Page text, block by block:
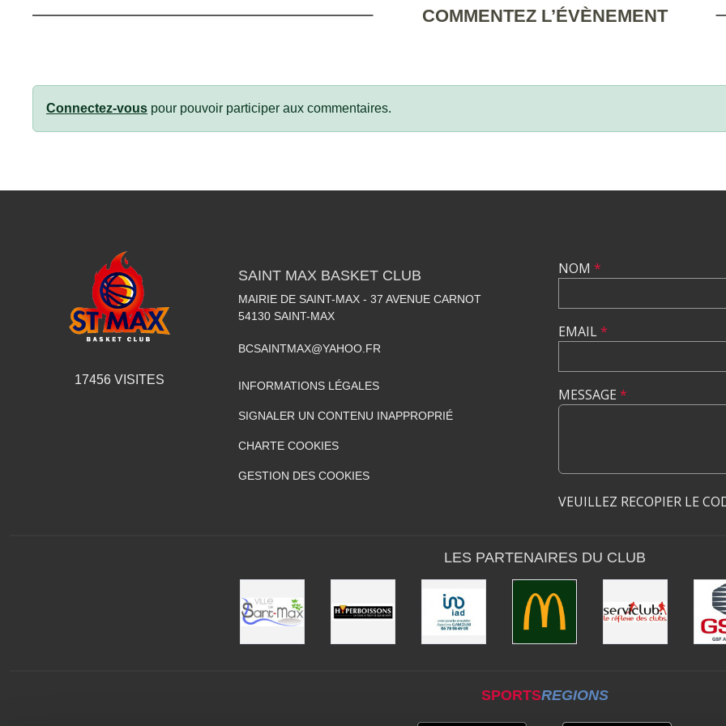
COMMENTEZ L’ÉVÈNEMENT
Connectez-vous pour pouvoir participer aux commentaires.
17456VISITES
SAINT MAX BASKET CLUB
MAIRIE DE SAINT-MAX - 37 AVENUE CARNOT
54130 SAINT-MAX
BCSAINTMAX@YAHOO.FR
INFORMATIONS LÉGALES
SIGNALER UN CONTENU INAPPROPRIÉ
CHARTE COOKIES
GESTION DES COOKIES
NOM *
EMAIL*
MESSAGE *
VEUILLEZ RECOPIER LE
LES PARTENAIRES DU CLUB
SPORTSREGIONS